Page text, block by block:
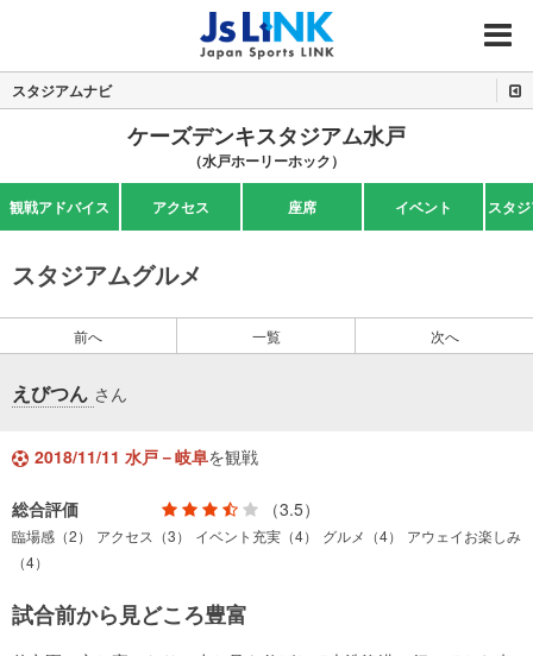
MENU
スタジアムナビ
ケーズデンキスタジアム水戸
（水戸ホーリーホック）
観戦アドバイス アクセス 座席 イベント スタ
スタジアムグルメ
前へ 一覧 次へ
えびつん さん
2018/11/11 水戸－岐阜を観戦
総合評価 （3.5）
臨場感（2） アクセス（3） イベント充実（4） グルメ（4）
アウェイお楽しみ
（4）
試合前から見どころ豊富